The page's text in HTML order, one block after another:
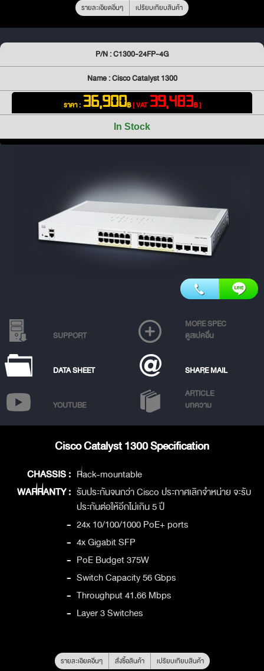
รายละเอียดอื่นๆ เปรียบเทียบสินค้า
P/N : C1300-24FP-4G
Name : Cisco Catalyst 1300
ราคา : 36,900฿[ VAT39,483฿ ]
In Stock
SUPPORT
MORE SPEC
ดูสเปคอื่น
DATA SHEET SHARE MAIL
YOUTUBE
ARTICLE
บทความ
Cisco Catalyst 1300 Specification
CHASSIS : Rack-mountable
WARRANTY : รับประกันจนกว่า Cisco ประกาศเลิกจำหน่าย จะรับ
ประกันต่อให้อีกไม่เกิน 5 ปี
- 24x 10/100/1000 PoE+ ports
- 4x Gigabit SFP
- PoE Budget 375W
- Switch Capacity 56 Gbps
- Throughput 41.66 Mbps
- Layer 3 Switches
รายละเอียดอื่นๆ สั่งซื้อสินค้า เปรียบเทียบสินค้า